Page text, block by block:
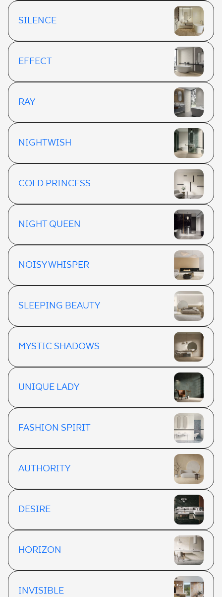
SILENCE
EFFECT
RAY
NIGHTWISH
COLD PRINCESS
NIGHT QUEEN
NOISY WHISPER
SLEEPING BEAUTY
MYSTIC SHADOWS
UNIQUE LADY
FASHION SPIRIT
AUTHORITY
DESIRE
HORIZON
INVISIBLE